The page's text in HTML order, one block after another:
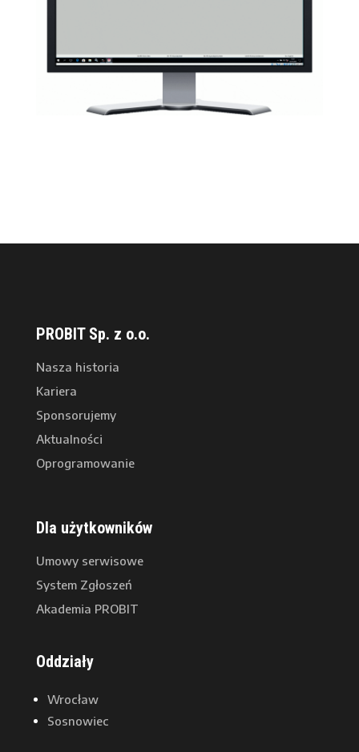
PROBIT Sp. z o.o.
Nasza historia
Kariera
Sponsorujemy
Aktualności
Oprogramowanie
Dla użytkowników
Umowy serwisowe
System Zgłoszeń
Akademia PROBIT
Oddziały
Wrocław
Sosnowiec